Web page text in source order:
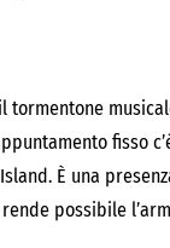
tormentone
fisso
È una
possibile